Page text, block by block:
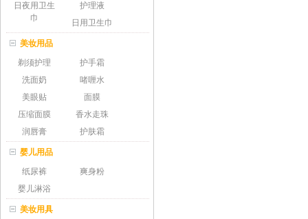
日夜用卫生
巾
护理液
日用卫生巾
美妆用品
剃须护理
护手霜
洗面奶
啫喱水
美眼贴
面膜
压缩面膜
香水走珠
润唇膏
护肤霜
婴儿用品
纸尿裤
爽身粉
婴儿淋浴
美妆用具